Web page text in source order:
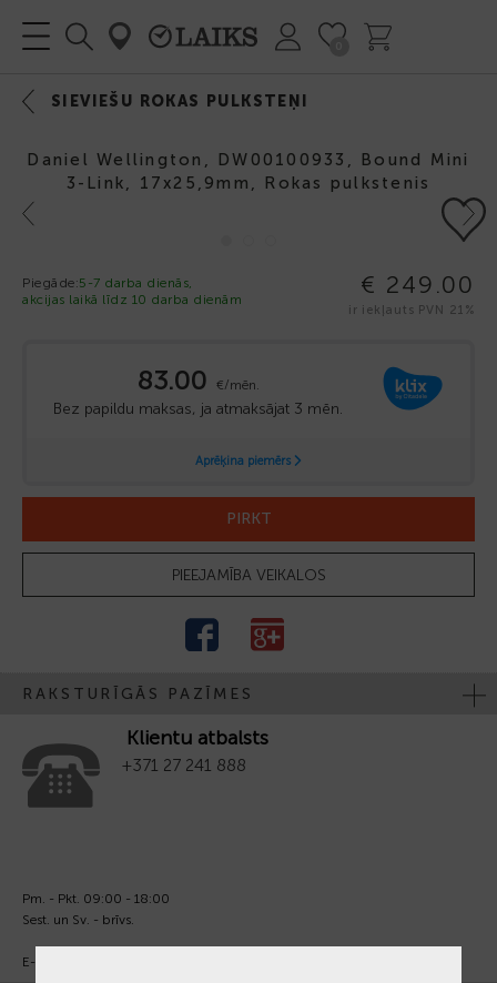
SIEVIEŠU ROKAS PULKSTEŅI
Daniel Wellington, DW00100933, Bound Mini
3-Link, 17x25,9mm, Rokas pulkstenis
Previous Next
Piegāde:5-7 darba dienās,
akcijas laikā līdz 10 darba dienām
€ 249.00
ir iekļauts PVN 21%
PIRKT
PIEEJAMĪBA VEIKALOS
RAKSTURĪGĀS PAZĪMES
Klientu atbalsts
+371 27 241 888
Pm. - Pkt. 09:00 - 18:00
Sest. un Sv. - brīvs.
E-pasts: